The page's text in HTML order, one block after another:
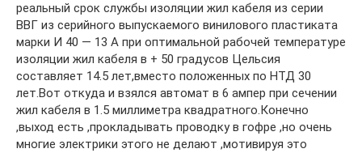
реальный срок службы изоляции жил кабеля из серии
ВВГ из серийного выпускаемого винилового пластиката
марки И 40 — 13 А при оптимальной рабочей температуре
изоляции жил кабеля в + 50 градусов Цельсия
составляет 14.5 лет,вместо положенных по НТД 30
лет.Вот откуда и взялся автомат в 6 ампер при сечении
жил кабеля в 1.5 миллиметра квадратного.Конечно
,выход есть ,прокладывать проводку в гофре ,но очень
многие электрики этого не делают ,мотивируя это